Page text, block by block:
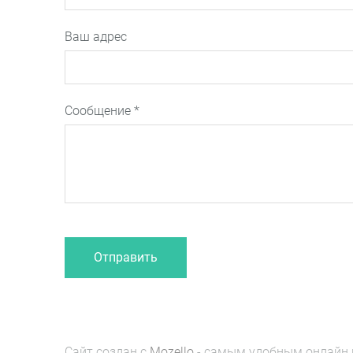
Ваш адрес
Сообщение *